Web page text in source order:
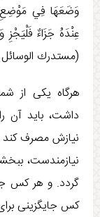
وَضَعَهَا فِي
عِنْدَهُ جَزَاءٌ
(مستدرك الوسائل ج ‏۸ ص
هرگاه يكی از
داشت، بايد آن
نيازش مصرف كند
نيازمندست،
گردد. و هر كس
كس جايگزينی